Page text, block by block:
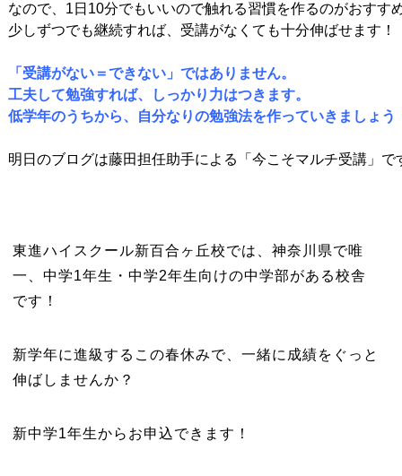
なので、1日10分でもいいので触れる習慣を作るのがおすす
少しずつでも継続すれば、受講がなくても十分伸ばせます！
「受講がない＝できない」ではありません。
工夫して勉強すれば、しっかり力はつきます。
低学年のうちから、自分なりの勉強法を作っていきましょう
明日のブログは藤田担任助手による「今こそマルチ受講」で
東進ハイスクール新百合ヶ丘校では、神奈川県で唯
一、中学1年生・中学2年生向けの中学部がある校舎
です！
新学年に進級するこの春休みで、一緒に成績をぐっと
伸ばしませんか？
新中学1年生からお申込できます！